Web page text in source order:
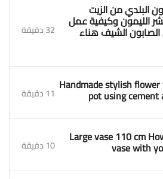
البلدي من الزيت
الليمون وكيفية عمل
الشيف هناء 32 دقيقة
6. Handmade stylish
pot using cement 11 دقيقة
7. Large vase 110 cm
vase with 10 دقيقة